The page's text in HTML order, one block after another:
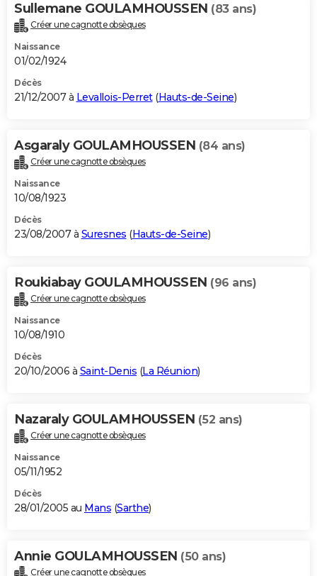
Sullemane GOULAMHOUSSEN (83 ans)
Créer une cagnotte obsèques
Naissance
01/02/1924
Décès
21/12/2007 à Levallois-Perret(Hauts-de-Seine)
Asgaraly GOULAMHOUSSEN (84 ans)
Créer une cagnotte obsèques
Naissance
10/08/1923
Décès
23/08/2007 à Suresnes (Hauts-de-Seine)
Roukiabay GOULAMHOUSSEN (96 ans)
Créer une cagnotte obsèques
Naissance
10/08/1910
Décès
20/10/2006 à Saint-Denis (La Réunion)
Nazaraly GOULAMHOUSSEN (52 ans)
Créer une cagnotte obsèques
Naissance
05/11/1952
Décès
28/01/2005 au Mans (Sarthe)
Annie GOULAMHOUSSEN (50 ans)
Créer une cagnotte obsèques